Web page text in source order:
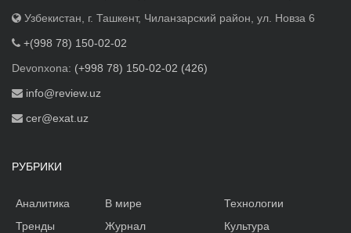
Узбекистан, г. Ташкент, Чиланзарский район, ул. Новза 6
+(998 78) 150-02-02
Devonxona: (+998 78) 150-02-02 (426)
info@review.uz
cer@exat.uz
РУБРИКИ
Аналитика
Тренды
В мире
Журнал
Технологии
Культура